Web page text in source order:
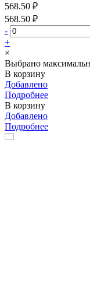
568.50 ₽
568.50 ₽
-
+
×
Выбрано
В корзину
Добавлено
Подробнее
В корзину
Добавлено
Подробнее